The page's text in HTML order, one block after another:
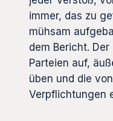
immer, das zu
mühsam
dem Bericht.
Parteien auf,
üben und die
Verpflichtungen